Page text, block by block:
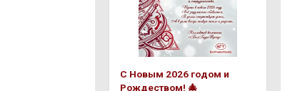
С Новым 2026 годом и
Рождеством! 🎄